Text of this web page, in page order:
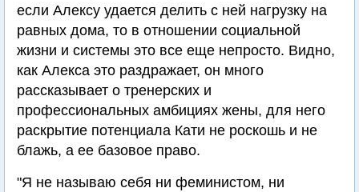
если Алексу удается делить с ней нагрузку на
равных дома, то в отношении социальной
жизни и системы это все еще непросто. Видно,
как Алекса это раздражает, он много
рассказывает о тренерских и
профессиональных амбициях жены, для него
раскрытие потенциала Кати не роскошь и не
блажь, а ее базовое право.
"Я не называю себя ни феминистом, ни